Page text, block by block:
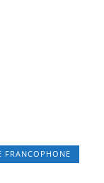
FRANCOPHONE